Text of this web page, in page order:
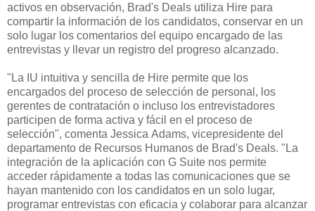
activos en observación, Brad's Deals utiliza Hire para
compartir la información de los candidatos, conservar en un
solo lugar los comentarios del equipo encargado de las
entrevistas y llevar un registro del progreso alcanzado.
"La IU intuitiva y sencilla de Hire permite que los
encargados del proceso de selección de personal, los
gerentes de contratación o incluso los entrevistadores
participen de forma activa y fácil en el proceso de
selección", comenta Jessica Adams, vicepresidente del
departamento de Recursos Humanos de Brad's Deals. "La
integración de la aplicación con G Suite nos permite
acceder rápidamente a todas las comunicaciones que se
hayan mantenido con los candidatos en un solo lugar,
programar entrevistas con eficacia y colaborar para alcanzar